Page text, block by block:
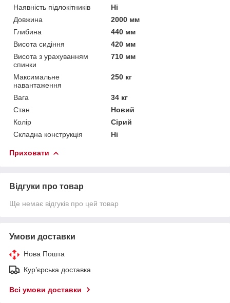
Наявність підлокітників
Ні
Довжина
2000 мм
Глибина
440 мм
Висота сидіння
420 мм
Висота з урахуванням
спинки
710 мм
Максимальне
навантаження
250 кг
Вага
34 кг
Стан
Новий
Колір
Сірий
Складна конструкція
Ні
Приховати
Відгуки про товар
Ще немає відгуків про цей товар
Умови доставки
Нова Пошта
Кур’єрська доставка
Всі умови доставки